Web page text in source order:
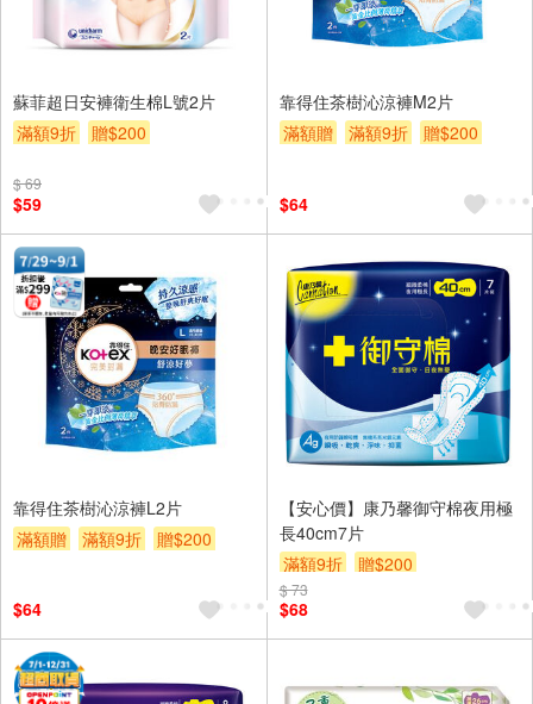
蘇菲超日安褲衛生棉L號2片
滿額9折
贈$200
$ 69
$59
靠得住茶樹沁涼褲M2片
滿額贈
滿額9折 贈$200
$64
靠得住茶樹沁涼褲L2片
滿額贈
滿額9折 贈$200
$64
【安心價】康乃馨御守棉夜用極
長40cm7片
滿額9折
贈$200
$ 73
$68